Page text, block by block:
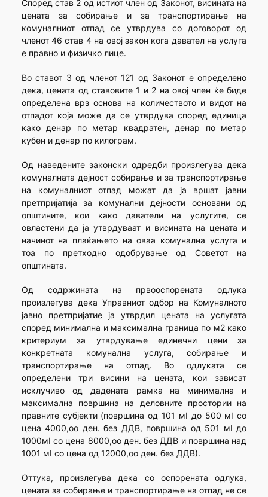
Според став 2 од истиот член од Законот, висината на
цената за собирање и за транспортирање на
комуналниот отпад се утврдува со договорот од
членот 46 став 4 на овој закон кога давател на услуга
е правно и физичко лице.
Во ставот 3 од членот 121 од Законот е определено
дека, цената од ставовите 1 и 2 на овој член ќе биде
определена врз основа на количеството и видот на
отпадот која може да се утврдува според единица
како денар по метар квадратен, денар по метар
кубен и денар по килограм.
Од наведените законски одредби произлегува дека
комуналната дејност собирање и за транспортирање
на комуналниот отпад можат да ја вршат јавни
претпријатија за комунални дејности основани од
општините, кои како даватели на услугите, се
овластени да ја утврдуваат и висината на цената и
начинот на плаќањето на оваа комунална услуга и
тоа по претходно одобрување од Советот на
општината.
Од содржината на првооспорената одлука
произлегува дека Управниот одбор на Комуналното
јавно претпријатие ја утврдил цената на услугата
според минимална и максимална граница по м2 како
критериум за утврдување единечни цени за
конкретната комунална услуга, собирање и
транспортирање на отпад. Во одлуката се
определени три висини на цената, кои зависат
исклучиво од дадената рамка на минимална и
максимална површина на деловните простории на
правните субјекти (површина од 101 мІ до 500 мІ со
цена 4000,оо ден. без ДДВ, површина од 501 мІ до
1000мІ со цена 8000,оо ден. без ДДВ и површина над
1001 мІ со цена од 12000,оо ден. без ДДВ).
Оттука, произлегува дека со оспорената одлука,
цената за собирање и транспортирање на отпад не се